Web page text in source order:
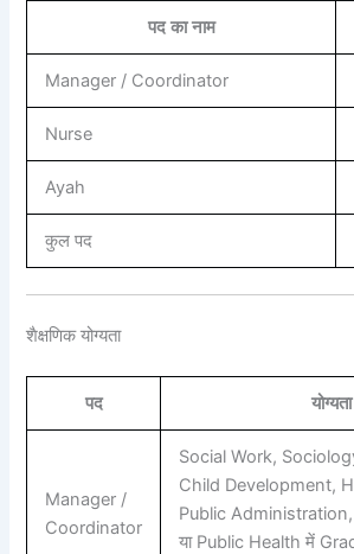
पद का नाम
Manager / Coordinator
Nurse
Ayah
कुल पद
शैक्षणिक योग्यता
पद योग्यता
Manager /
Coordinator
Social Work,
Child Development,
Public
या Public Health में